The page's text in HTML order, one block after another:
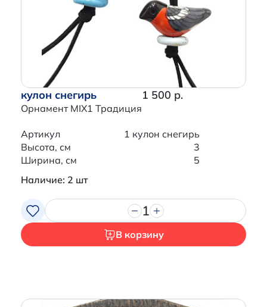
кулон снегирь
Орнамент MIX1 Традиция
1 500 р.
Артикул
1 кулон снегирь
Высота, см
3
Ширина, см
5
Наличие: 2 шт
1
В корзину